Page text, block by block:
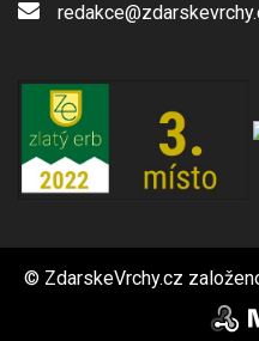
© ZdarskeVrchy.cz